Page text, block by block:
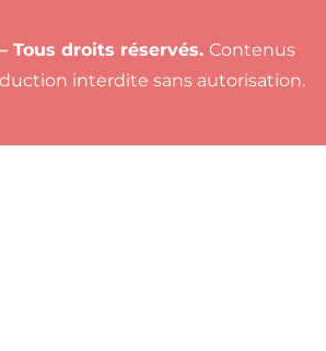
Tous droits réservés. Contenus
interdite sans autorisation.